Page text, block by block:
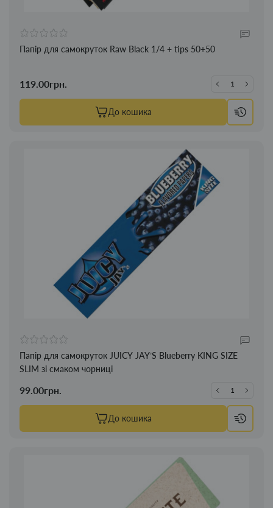
Папір для самокруток Raw Black 1/4 + tips 50+50
119.00грн.
До кошика
Папір для самокруток JUICY JAY’S Blueberry KING SIZE
SLIM зі смаком чорниці
99.00грн.
До кошика